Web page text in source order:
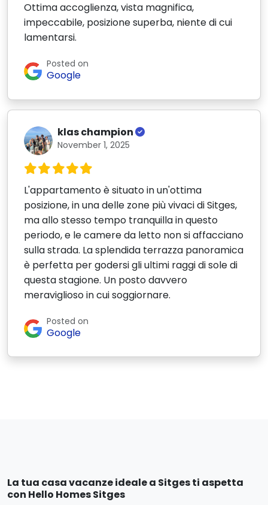
Ottima accoglienza, vista magnifica,
impeccabile, posizione superba, niente di cui
lamentarsi.
Posted on
Google
klas champion
November 1, 2025
L'appartamento è situato in un'ottima
posizione, in una delle zone più vivaci di Sitges,
ma allo stesso tempo tranquilla in questo
periodo, e le camere da letto non si affacciano
sulla strada. La splendida terrazza panoramica
è perfetta per godersi gli ultimi raggi di sole di
questa stagione. Un posto davvero
meraviglioso in cui soggiornare.
Posted on
Google
La tua casa vacanze ideale a Sitges ti aspetta
con Hello Homes Sitges